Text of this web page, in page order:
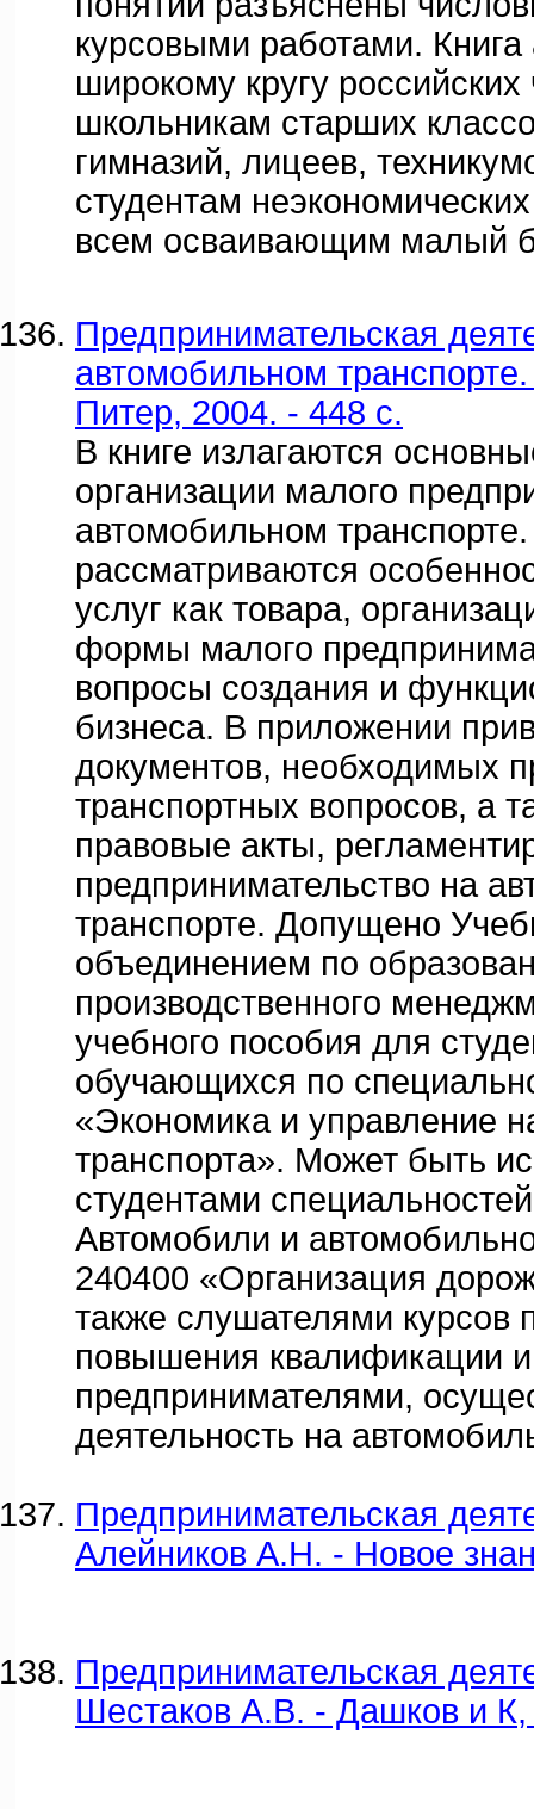
курсовыми работами. Книга
широкому кругу российских
школьникам старших
гимназий, лицеев,
студентам
всем осваивающим малый
Предпринимательская
автомобильном
Питер, 2004. - 448 с.
В книге излагаются
организации малого
автомобильном
рассматриваются
услуг как товара,
формы малого
вопросы создания и
бизнеса. В приложении
документов, необходимых
транспортных вопросов, а
правовые акты,
предпринимательство на
транспорте. Допущено
объединением по
производственного
учебного пособия для
обучающихся по
«Экономика и управление
транспорта». Может быть
студентами
Автомобили и
240400 «Организация
также слушателями курсов
повышения квалификации и
предпринимателями,
деятельность на
Предпринимательская
Алейников А.Н. - Новое
Предпринимательская
Шестаков А.В. - Дашков и К,